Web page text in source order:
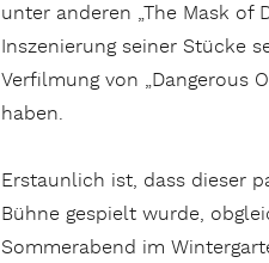
unter anderen „The Mask of
Inszenierung seiner Stücke
Verfilmung von „Dangerous
haben.
Erstaunlich ist, dass dieser
Bühne gespielt wurde,
Sommerabend im